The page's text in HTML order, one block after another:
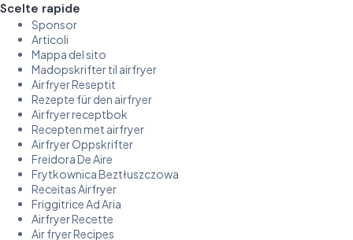
Scelte rapide
Sponsor
Articoli
Mappa del sito
Madopskrifter til airfryer
Airfryer Reseptit
Rezepte für den airfryer
Airfryer receptbok
Recepten met airfryer
Airfryer Oppskrifter
Freidora De Aire
Frytkownica Beztłuszczowa
Receitas Airfryer
Friggitrice Ad Aria
Airfryer Recette
Air fryer Recipes